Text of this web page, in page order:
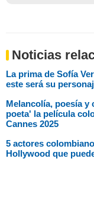
Noticias
La prima de Sofía
este será su
Melancolía, poesía y
poeta' la película
Cannes 2025
5 actores
Hollywood que